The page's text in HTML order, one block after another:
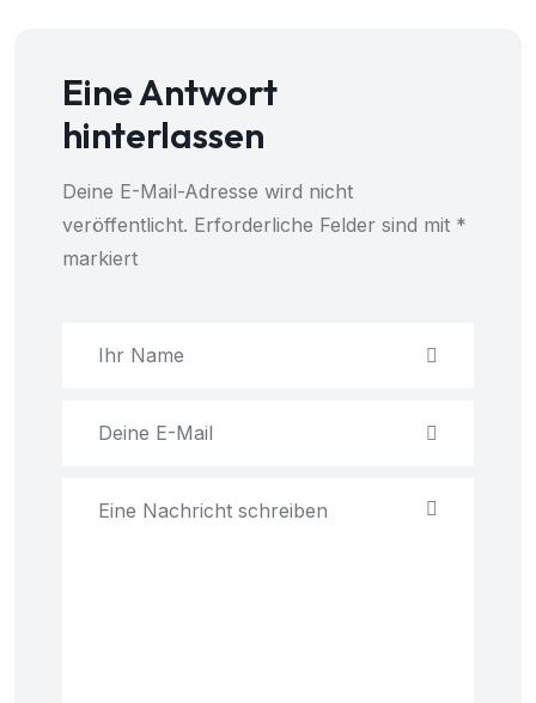
Eine Antwort
hinterlassen
Deine E-Mail-Adresse wird nicht
veröffentlicht. Erforderliche Felder sind mit *
markiert